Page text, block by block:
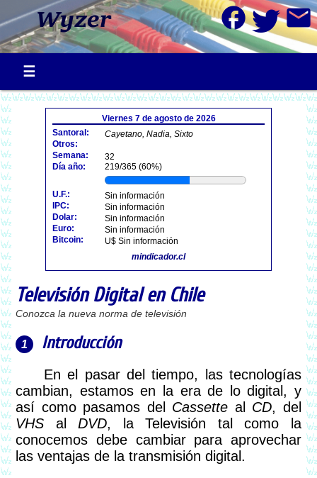
facebook mail
Viernes 7 de agosto de 2026
Santoral:
Cayetano, Nadia, Sixto
Otros:
Semana:
32
Día año:
219/365 (60%)
U.F.:
Sin información
IPC:
Sin información
Dolar:
Sin información
Euro:
Sin información
Bitcoin:
U$ Sin información
mindicador.cl
Televisión Digital en Chile
Conozca la nueva norma de televisión
Introducción
En el pasar del tiempo, las tecnologías
cambian, estamos en la era de lo digital, y
así como pasamos del Cassette al CD, del
VHS alDVD, la Televisión tal como la
conocemos debe cambiar para aprovechar
las ventajas de la transmisión digital.